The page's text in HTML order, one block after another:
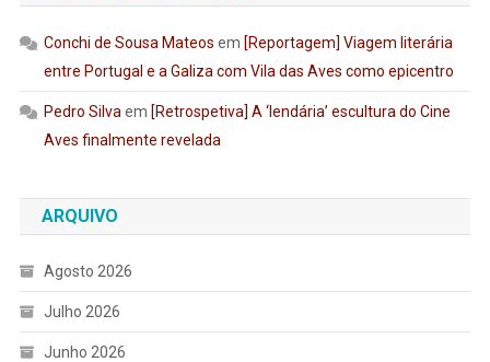
Conchi de Sousa Mateos em [Reportagem] Viagem literária
entre Portugal e a Galiza com Vila das Aves como epicentro
Pedro Silvaem [Retrospetiva] A ‘lendária’ escultura do Cine
Aves finalmente revelada
ARQUIVO
Agosto 2026
Julho 2026
Junho 2026